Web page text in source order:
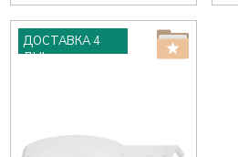
ДОСТАВКА 4
ДНІ